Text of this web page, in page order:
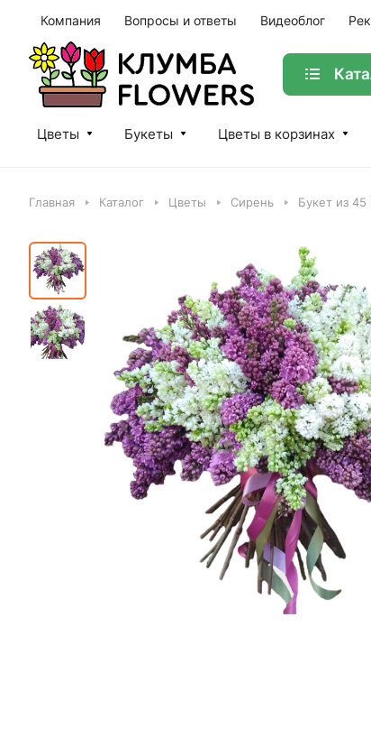
Компания Вопросы и ответы Видеоблог
Цветы Букеты Цветы в корзинах
Главная Каталог Цветы Сирень Букет из 45